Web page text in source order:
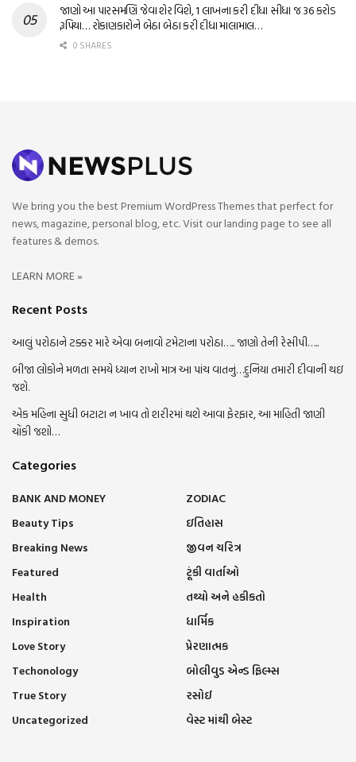
જાણો આ પારસમણિ જેવા શેર વિશે, 1 લાખના કરી દીધા સીધા જ 36 કરોડ
રૂપિયા… રોકાણકારોને બેઠા બેઠા કરી દીધા માલામાલ…
0 SHARES
We bring you the best Premium WordPress Themes that perfect for
news, magazine, personal blog, etc. Visit our landing page to see all
features & demos.
LEARN MORE »
Recent Posts
આલું પરોઠાને ટક્કર મારે એવા બનાવો ટમેટાના પરોઠા….. જાણો તેની રેસીપી…..
બીજા લોકોને મળતા સમયે ધ્યાન રાખો માત્ર આ પાંચ વાતનું…દુનિયા તમારી દીવાની થઇ
જશે.
એક મહિના સુધી બટાટા ન ખાવ તો શરીરમાં થશે આવા ફેરફાર, આ માહિતી જાણી
ચોંકી જશો…
Categories
BANK AND MONEY
Beauty Tips
Breaking News
Featured
Health
Inspiration
Love Story
Techonology
True Story
Uncategorized
ZODIAC
ઇતિહાસ
જીવન ચરિત્ર
ટૂંકી વાર્તાઓ
તથ્યો અને હકીકતો
ધાર્મિક
પ્રેરણાત્મક
બોલીવુડ એન્ડ ફિલ્મ્સ
રસોઈ
વેસ્ટ માંથી બેસ્ટ